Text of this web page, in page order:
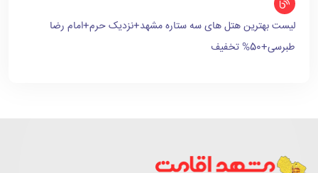
لیست بهترین هتل های سه ستاره مشهد+نزدیک حرم+امام رضا
طبرسی+50% تخفیف